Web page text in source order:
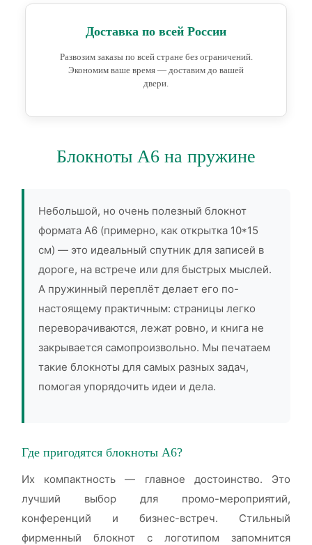
Доставка по всей России
Развозим заказы по всей стране без ограничений.
Экономим ваше время — доставим до вашей
двери.
Блокноты А6 на пружине
Небольшой, но очень полезный блокнот
формата А6 (примерно, как открытка 10*15
см) — это идеальный спутник для записей в
дороге, на встрече или для быстрых мыслей.
А пружинный переплёт делает его по-
настоящему практичным: страницы легко
переворачиваются, лежат ровно, и книга не
закрывается самопроизвольно. Мы печатаем
такие блокноты для самых разных задач,
помогая упорядочить идеи и дела.
Где пригодятся блокноты А6?
Их компактность — главное достоинство. Это
лучший выбор для промо-мероприятий,
конференций и бизнес-встреч. Стильный
фирменный блокнот с логотипом запомнится